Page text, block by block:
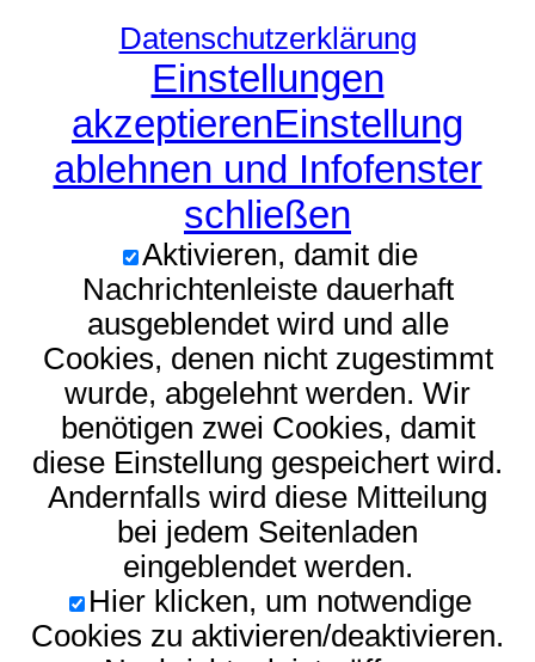
Datenschutzerklärung
Einstellungen
akzeptierenEinstellung
ablehnen und Infofenster
schließen
Aktivieren, damit die
Nachrichtenleiste dauerhaft
ausgeblendet wird und alle
Cookies, denen nicht zugestimmt
wurde, abgelehnt werden. Wir
benötigen zwei Cookies, damit
diese Einstellung gespeichert wird.
Andernfalls wird diese Mitteilung
bei jedem Seitenladen
eingeblendet werden.
Hier klicken, um notwendige
Cookies zu aktivieren/deaktivieren.